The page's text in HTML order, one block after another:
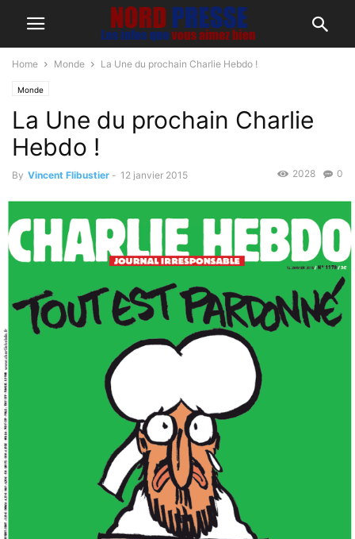
Home Monde La Une du prochain Charlie Hebdo !
Monde
La Une du prochain Charlie
Hebdo !
By Vincent Flibustier - 12 janvier 2015 0
2028